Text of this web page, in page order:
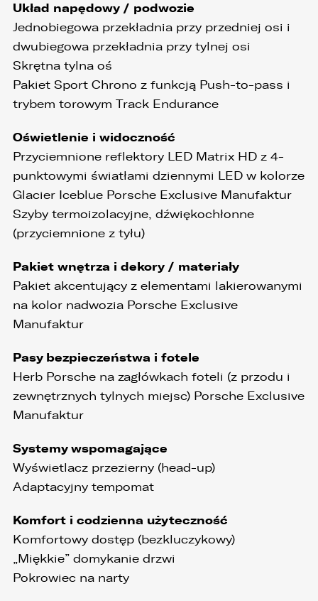
Układ napędowy / podwozie
Jednobiegowa przekładnia przy przedniej osi i
dwubiegowa przekładnia przy tylnej osi
Skrętna tylna oś
Pakiet Sport Chrono z funkcją Push-to-pass i
trybem torowym Track Endurance
Oświetlenie i widoczność
Przyciemnione reflektory LED Matrix HD z 4-
punktowymi światłami dziennymi LED w kolorze
Glacier Iceblue Porsche Exclusive Manufaktur
Szyby termoizolacyjne, dźwiękochłonne
(przyciemnione z tyłu)
Pakiet wnętrza i dekory / materiały
Pakiet akcentujący z elementami lakierowanymi
na kolor nadwozia Porsche Exclusive
Manufaktur
Pasy bezpieczeństwa i fotele
Herb Porsche na zagłówkach foteli (z przodu i
zewnętrznych tylnych miejsc) Porsche Exclusive
Manufaktur
Systemy wspomagające
Wyświetlacz przezierny (head-up)
Adaptacyjny tempomat
Komfort i codzienna użyteczność
Komfortowy dostęp (bezkluczykowy)
„Miękkie” domykanie drzwi
Pokrowiec na narty
Prezesa Urzędu Ochrony Danych Osobowych
(PUODO) w uzasadnionych przypadkach
stwierdzenia przetwarzania Państwa danych
niezgodnego z prawem.
4. Podanie danych osobowych jest
dobrowolne, jednakże Ich brak uniemożliwi
realizację powyższych celów oraz kontakt z
Państwem.
5. Dane udostępnione przez Państwa nie będą
będą podlegały profilowaniu.
osobowych do państwa trzeciego lub
organizacji międzynarodowej.